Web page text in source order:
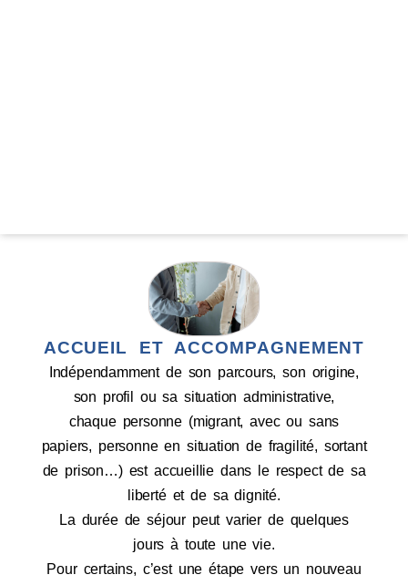
ACCUEIL ET ACCOMPAGNEMENT
Indépendamment de son parcours, son origine,
son profil ou sa situation administrative,
chaque personne (migrant, avec ou sans
papiers, personne en situation de fragilité, sortant
de prison…) est accueillie dans le respect de sa
liberté et de sa dignité.
La durée de séjour peut varier de quelques
jours à toute une vie.
Pour certains, c’est une étape vers un nouveau